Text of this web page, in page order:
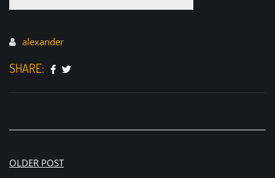
alexander
SHARE:
Beitragsnavigation
OLDER POST